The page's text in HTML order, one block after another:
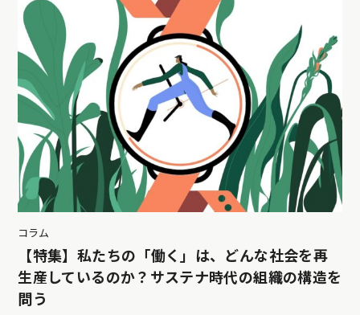
コラム
【特集】私たちの「働く」は、どんな社会を再
生産しているのか？サステナ時代の組織の構造を
問う